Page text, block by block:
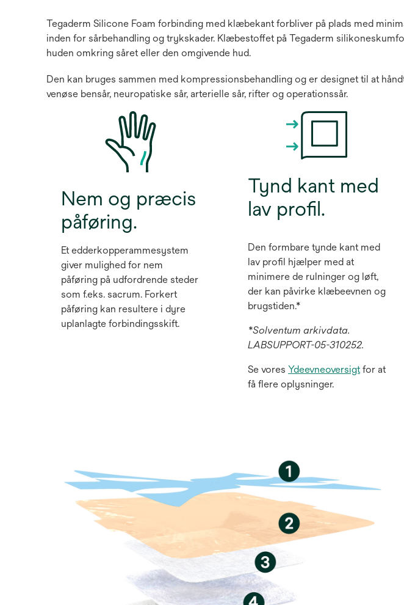
Tegaderm Silicone Foam forbinding med klæbekant forbliver på plads med
inden for sårbehandling og trykskader. Klæbestoffet på Tegaderm
huden omkring såret eller den omgivende hud.
Den kan bruges sammen med kompressionsbehandling og er designet til at
venøse bensår, neuropatiske sår, arterielle sår, rifter og operationssår.
Nem og præcis
påføring.
Et edderkopperammesystem
giver mulighed for nem
påføring på udfordrende steder
som f.eks. sacrum. Forkert
påføring kan resultere i dyre
uplanlagte forbindingsskift.
Tynd kant med
lav profil.
Den formbare tynde kant med
lav profil hjælper med at
minimere de rulninger og løft,
der kan påvirke klæbeevnen og
brugstiden.*
*Solventum arkivdata.
LABSUPPORT-05-310252.
Se vores Ydeevneoversigt for at
få flere oplysninger.